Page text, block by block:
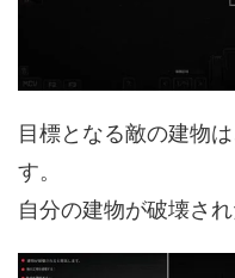
目標となる敵の建物
す。
自分の建物が破壊さ